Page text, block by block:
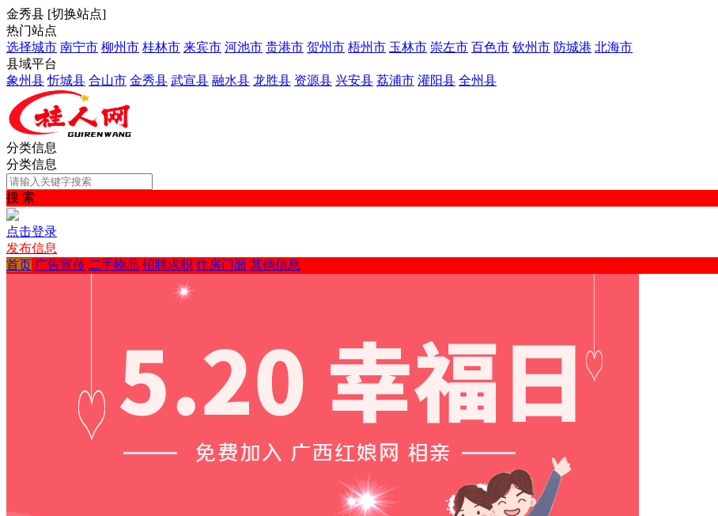
金秀县 [切换站点]
热门站点
选择城市 南宁市 柳州市 桂林市 来宾市 河池市 贵港市 贺州市 梧州市 玉林市 崇左市 百色市 钦州市 防城港 北海市
县域平台
象州县 忻城县 合山市 金秀县 武宣县 融水县 龙胜县 资源县 兴安县 荔浦市 灌阳县 全州县
分类信息
分类信息
搜 索
点击登录
发布信息
首页 广告宣传 二手物品 招聘求职 住房门面 其他信息